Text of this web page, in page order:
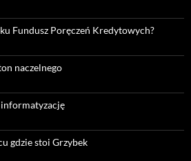
Fundusz Poręczeń Kredytowych?
naczelnego
informatyzację
gdzie stoi Grzybek